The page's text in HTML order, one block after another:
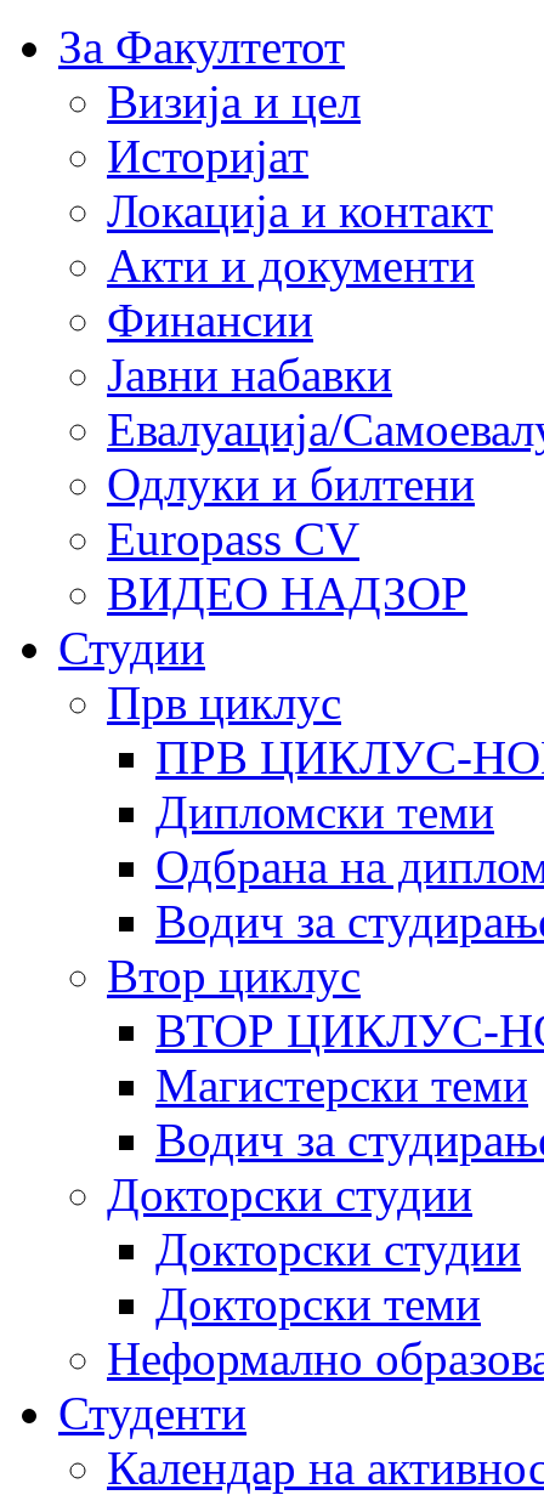
За Факултетот
Визија и цел
Историјат
Локација и контакт
Акти и документи
Финансии
Јавни набавки
Евалуација/
Одлуки и билтени
Europass CV
ВИДЕО НАДЗОР
Студии
Прв циклус
ПРВ ЦИКЛУС-
Дипломски теми
Одбрана на
Водич за
Втор циклус
ВТОР ЦИКЛУС-
Магистерски теми
Водич за
Докторски студии
Докторски студии
Докторски теми
Неформално
Студенти
Календар на